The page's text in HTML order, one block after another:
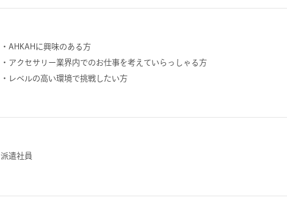
・AHKAHに興味のある方
・アクセサリー業界内でのお仕事を考えていらっしゃる方
・レベルの高い環境で挑戦したい方
派遣社員